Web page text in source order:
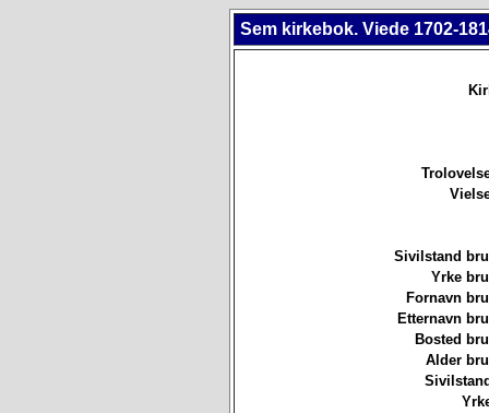
Sem kirkebok. Viede 1702-
Sivilstand
Yrke
Fornavn
Etternavn
Bosted
Alder